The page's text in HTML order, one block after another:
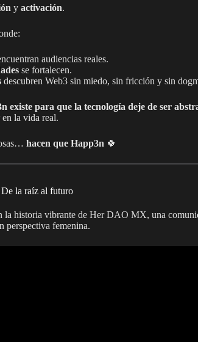
y activación.
audiencias reales.
se fortalecen.
descubren Web3 sin miedo, sin fricción y sin
existe para que la tecnología deje de ser
en la vida real.
hacen que Happ3n 🍀
la raíz al futuro
la historia vibrante de Her DAO MX, una
perspectiva femenina.